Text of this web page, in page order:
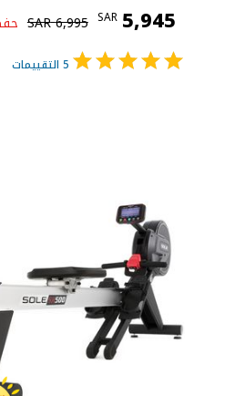
SAR 5,945
SAR6,995
5 التقييمات